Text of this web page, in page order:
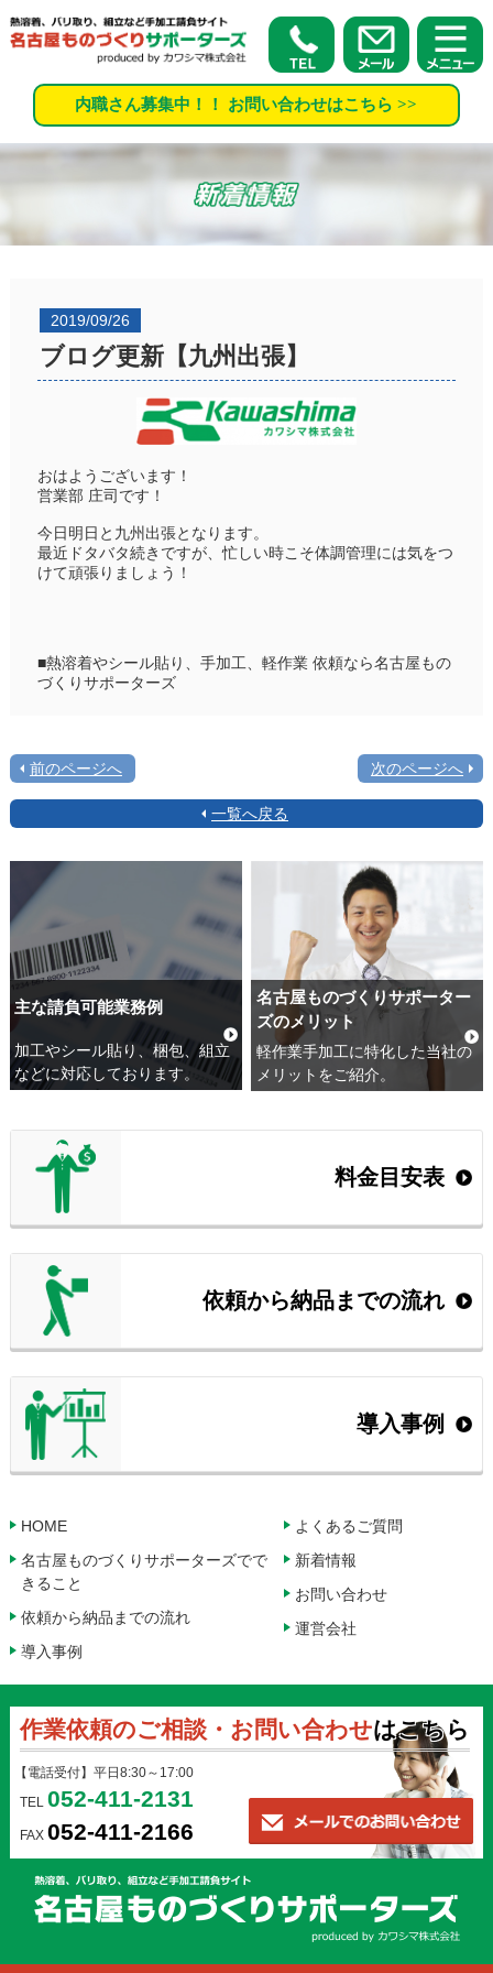
内職さん募集中！！ お問い合わせはこちら >>
2019/09/26
ブログ更新【九州出張】
おはようございます！
営業部 庄司です！
今日明日と九州出張となります。
最近ドタバタ続きですが、忙しい時こそ体調管理には気をつ
けて頑張りましょう！
■熱溶着やシール貼り、手加工、軽作業 依頼なら名古屋もの
づくりサポーターズ
前のページへ 次のページへ
一覧へ戻る
主な請負可能業務例
加工やシール貼り、梱包、組立
などに対応しております。
名古屋ものづくりサポーター
ズのメリット
軽作業手加工に特化した当社の
メリットをご紹介。
料金目安表
依頼から納品までの流れ
導入事例
HOME
名古屋ものづくりサポーターズでで
きること
依頼から納品までの流れ
導入事例
よくあるご質問
新着情報
お問い合わせ
運営会社
作業依頼のご相談・お問い合わせはこちら
【電話受付】平日8:30～17:00
TEL 052-411-2131
FAX 052-411-2166